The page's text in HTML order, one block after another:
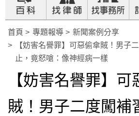
首頁 專題報導
新聞案例分享
【妨害名譽罪】可惡偷傘賊！男子
止，竟怒嗆：像神經病一樣
【妨害名譽罪】可
賊！男子二度闖補